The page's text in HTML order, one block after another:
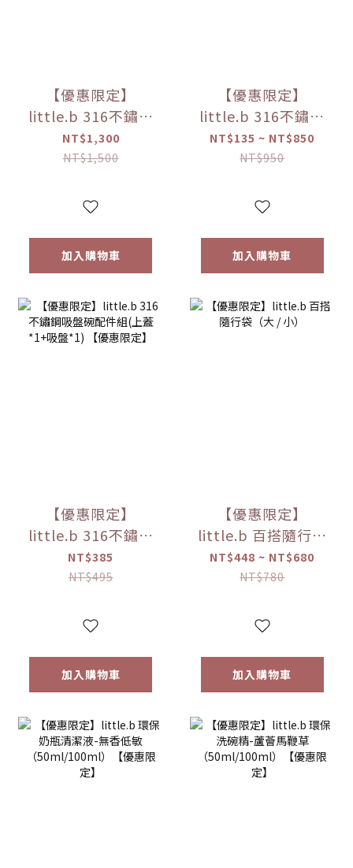
【優惠限定】
little.b 316不鏽鋼
餐具系列｜雙層不
鏽鋼寬口麥片吸盤
選
NT$1,300
NT$1,500
加入購物車
【優惠限定】
little.b 316不鏽鋼
餐具系列｜316雙層
不鏽鋼三用學飲杯
NT$135 ~ NT$850
NT$950
加入購物車
【優惠限定】
little.b 316不鏽鋼
吸盤碗配件組(上蓋
*1+吸盤*1) 【優惠
NT$385
NT$495
加入購物車
【優惠限定】
little.b 百搭隨行袋
（大 / 小）
NT$448 ~ NT$680
NT$780
加入購物車